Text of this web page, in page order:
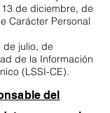
de diciembre, de
Carácter Personal
de julio, de
de la Información
(LSSI-CE).
del